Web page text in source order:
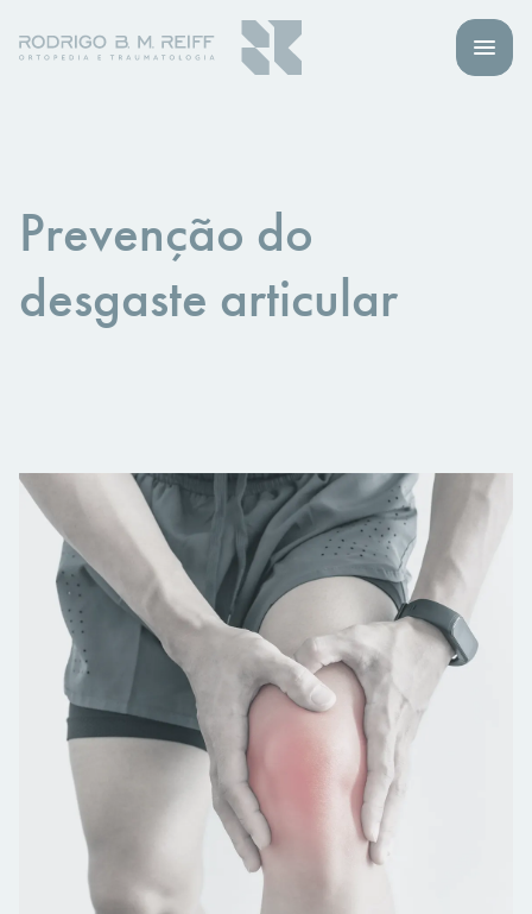
Prevenção do
desgaste articular